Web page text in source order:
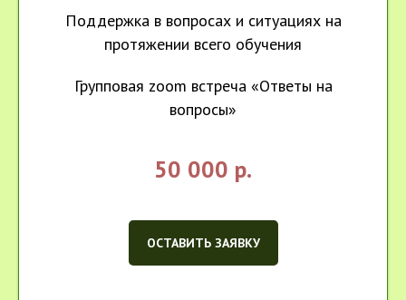
Поддержка в вопросах и ситуациях на
протяжении всего обучения
Групповая zoom встреча «Ответы на
вопросы»
50 000 р.
ОСТАВИТЬ ЗАЯВКУ